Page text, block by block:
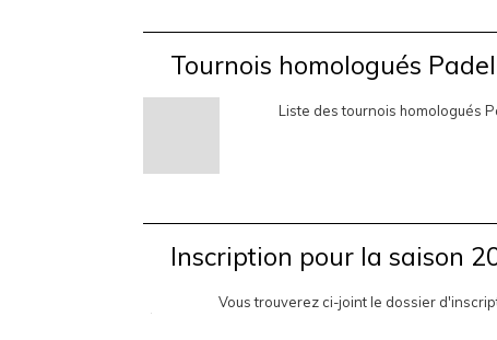
Tournois homologués Padel
Liste des tournois homologués
Inscription pour la saison
Vous trouverez ci-joint le dossier